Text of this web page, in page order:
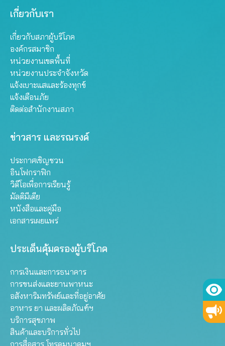
เกี่ยวกับเรา
เกี่ยวกับสภาผู้บริโภค
องค์กรสมาชิก
หน่วยงานเขตพื้นที่
หน่วยงานประจำจังหวัด
แจ้งเบาะแสและร้องทุกข์
แจ้งเตือนภัย
ติดต่อสำนักงานสภา
ข่าวสาร และรณรงค์
ประกาศเชิญชวน
อินโฟกราฟิก
วิดีโอเพื่อการเรียนรู้
มัลติมีเดีย
หนังสือและคู่มือ
เอกสารเผยแพร่
ประเด็นคุ้มครองผู้บริโภค
การเงินและการธนาคาร
การขนส่งและยานพาหนะ
อสังหาริมทรัพย์และที่อยู่อาศัย
อาหาร ยา และผลิตภัณฑ์ฯ
บริการสุขภาพ
สินค้าและบริการทั่วไป